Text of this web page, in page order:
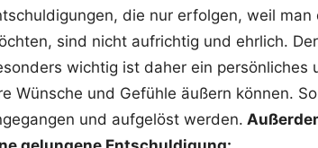
die nur erfolgen, weil
sind nicht aufrichtig und ehrlich.
wichtig ist daher ein persönliches
Wünsche und Gefühle äußern können.
und aufgelöst werden.